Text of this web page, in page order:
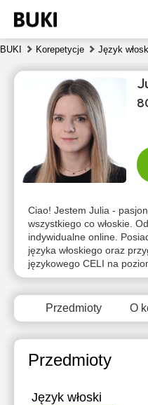
BUKI Korepetycje Język
Ciao! Jestem Julia -
wszystkiego co włoskie.
indywidualne online.
języka włoskiego oraz
językowego CELI na
Przedmioty O
Przedmioty
Język włoski
7
8
9
17:30
18:00
19:30
Brak
dostępnych
terminów
Brak